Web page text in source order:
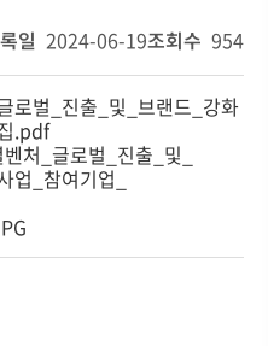
일 2024-06-19조회수 954
로벌_진출_및_브랜드_강화
.pdf
처_글로벌_진출_및_
업_참여기업_